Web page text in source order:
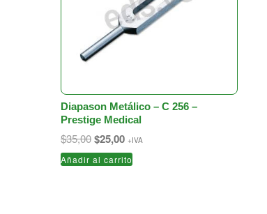
Diapason Metálico – C 256 –
Prestige Medical
$35,00El
precio
original
$25,00El
precio
actual
+IVA
Añadir al carrito